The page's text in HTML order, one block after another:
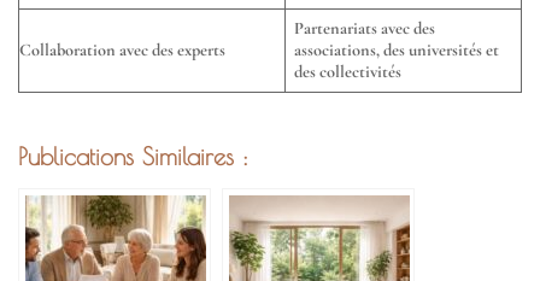
Collaboration avec des experts
Partenariats avec des
associations, des universités et
des collectivités
Publications Similaires :